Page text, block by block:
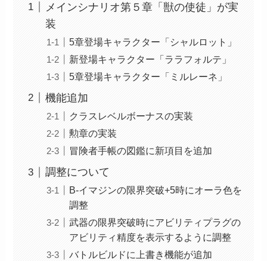
メインシナリオ第５章「獣の使徒」が実
装
5章登場キャラクター「シャルロット」
新登場キャラクター「ララフォルテ」
5章登場キャラクター「ミルレーネ」
機能追加
クラスレベルボーナスの実装
勲章の実装
冒険者手帳の図鑑に新項目を追加
調整について
B-イマジンの限界突破+5時にオーラ色を
調整
武器の限界突破時にアビリティプラグの
アビリティ精度を表示するように調整
バトルビルドに上書き機能が追加